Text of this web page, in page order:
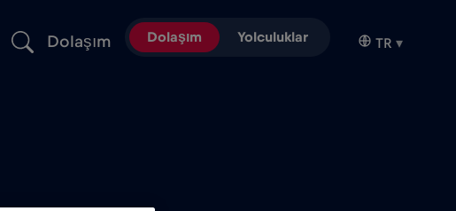
Dolaşım Dolaşım Yolculuklar TR ▾